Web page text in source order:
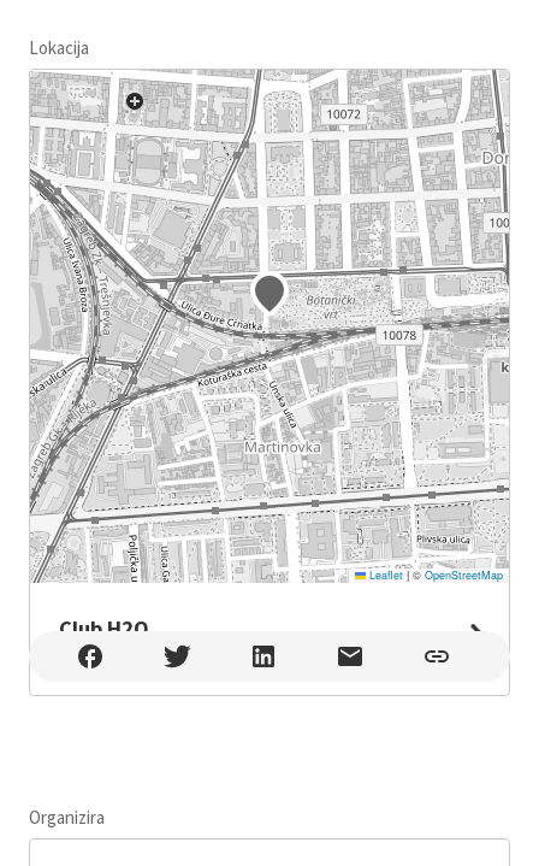
Lokacija
Leaflet |© OpenStreetMap
Club H2O
Club H2O , Zagreb
Organizira